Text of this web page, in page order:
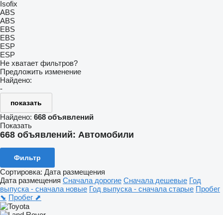
Isofix
ABS
ABS
EBS
EBS
ESP
ESP
Не хватает фильтров?
Предложить изменение
Найдено:
-
показать
Найдено: 668 объявлений
Показать
668 объявлений: Автомобили
Фильтр
Сортировка: Дата размещения
Дата размещения Сначала дорогие Сначала дешевые Год
выпуска - сначала новые Год выпуска - сначала старые Пробег
⬊ Пробег ⬈